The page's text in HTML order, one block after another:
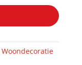
Woondecoratie